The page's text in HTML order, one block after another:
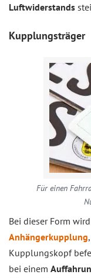
Luftwiderstands
Kupplungsträger
Für einen
Bei dieser Form
Anhängerkupplung
Kupplungskopf
bei einem